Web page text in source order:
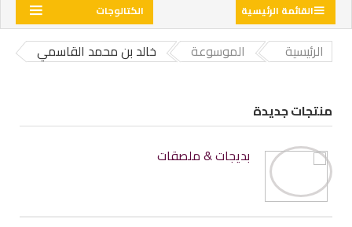
الكتالوجات القائمة الرئيسية
الرئيسية الموسوعة خالد بن محمد القاسمي
منتجات جديدة
بديجات & ملصقات